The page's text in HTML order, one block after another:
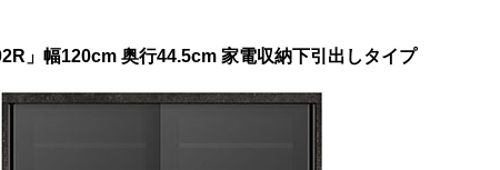
」幅120cm 奥行44.5cm 家電収納下引出しタイプ